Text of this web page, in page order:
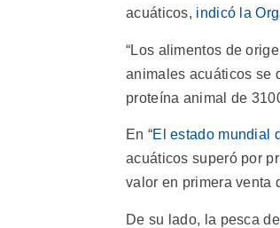
acuáticos, indicó la
“Los alimentos de
animales acuáticos se
proteína animal de
En “El estado mundial
acuáticos superó por
valor en primera venta
De su lado, la pesca